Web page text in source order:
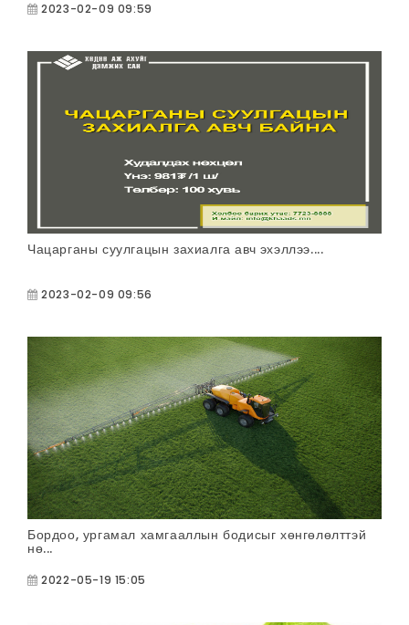
2023-02-09 09:59
Чацарганы суулгацын захиалга авч эхэллээ....
2023-02-09 09:56
Бордоо, ургамал хамгааллын бодисыг хөнгөлөлттэй
нө...
2022-05-19 15:05